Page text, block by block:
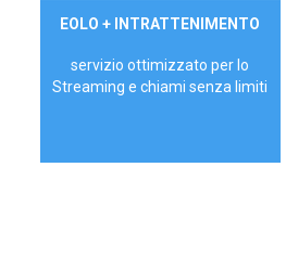
29,90€/mese
EOLO + INTRATTENIMENTO
servizio ottimizzato per lo
Streaming e chiami senza limiti